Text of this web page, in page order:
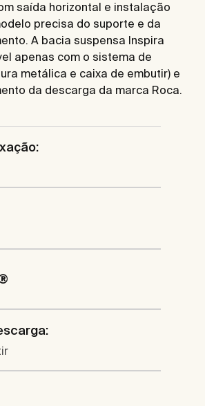
saída horizontal e instalação
precisa do suporte e da
A bacia suspensa Inspira
apenas com o sistema de
metálica e caixa de embutir) e
da descarga da marca Roca.